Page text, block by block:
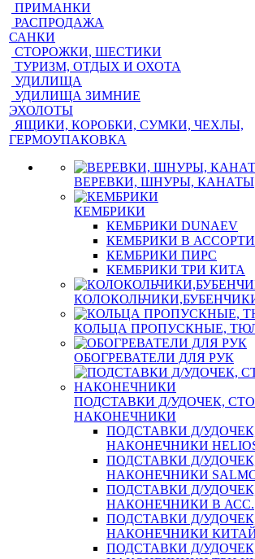
ПРИМАНКИ
РАСПРОДАЖА
САНКИ
СТОРОЖКИ, ШЕСТИКИ
ТУРИЗМ, ОТДЫХ И ОХОТА
УДИЛИЩА
УДИЛИЩА ЗИМНИЕ
ЭХОЛОТЫ
ЯЩИКИ, КОРОБКИ, СУМКИ, ЧЕХЛЫ,
ГЕРМОУПАКОВКА
ВЕРЕВКИ, ШНУРЫ, КАНАТЫ
КЕМБРИКИ
КЕМБРИКИ DUNAEV
КЕМБРИКИ В
КЕМБРИКИ ПИРС
КЕМБРИКИ ТРИ КИТА
КОЛЬЦА ПРОПУСКНЫЕ,
ОБОГРЕВАТЕЛИ ДЛЯ РУК
ПОДСТАВКИ Д/УДОЧЕК,
НАКОНЕЧНИКИ
ПОДСТАВКИ Д/
НАКОНЕЧНИКИ
ПОДСТАВКИ Д/
НАКОНЕЧНИКИ
ПОДСТАВКИ Д/
НАКОНЕЧНИКИ В АСС.
ПОДСТАВКИ Д/
НАКОНЕЧНИКИ
ПОДСТАВКИ Д/